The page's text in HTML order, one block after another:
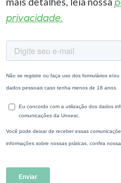
privacidade.